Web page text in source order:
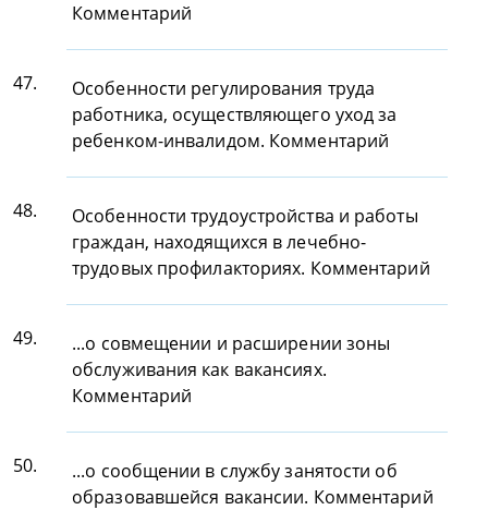
Комментарий
47.
Особенности регулирования труда
работника, осуществляющего уход за
ребенком-инвалидом. Комментарий
48.
Особенности трудоустройства и работы
граждан, находящихся в лечебно-
трудовых профилакториях. Комментарий
49.
...о совмещении и расширении зоны
обслуживания как вакансиях.
Комментарий
50.
...о сообщении в службу занятости об
образовавшейся вакансии. Комментарий